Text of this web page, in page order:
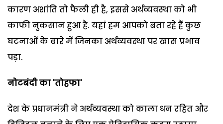
कारण अशांति तो फैली ही है, इससे अर्थव्यवस्था को भी
काफी नुकसान हुआ है. यहां हम आपको बता रहे हैं कुछ
घटनाओं के बारे में जिनका अर्थव्यवस्था पर खास प्रभाव
पड़ा.
नोटबंदी का'तोहफा'
देश के प्रधानमंत्री ने अर्थव्यवस्था को काला धन रहित और